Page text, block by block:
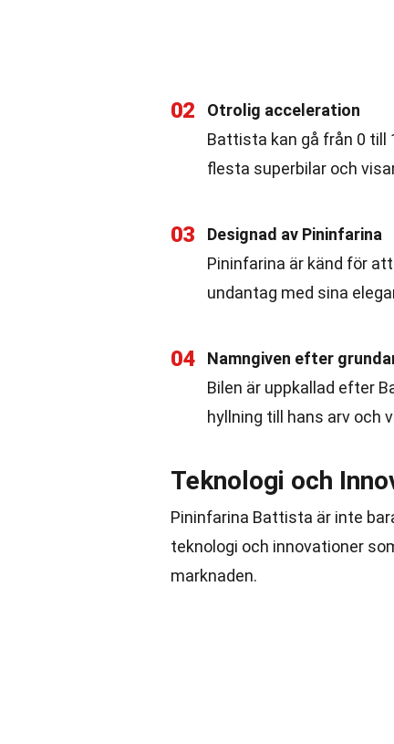
02
Otrolig acceleration
Battista kan gå från 0 till
flesta superbilar och
03
Designad av Pininfarina
Pininfarina är känd för
undantag med sina
04
Namngiven efter
Bilen är uppkallad efter
hyllning till hans arv och
Teknologi och
Pininfarina Battista är inte
teknologi och innovationer
marknaden.